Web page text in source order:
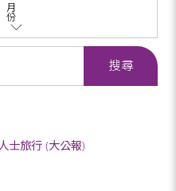
月
份
士旅行 (大公報)